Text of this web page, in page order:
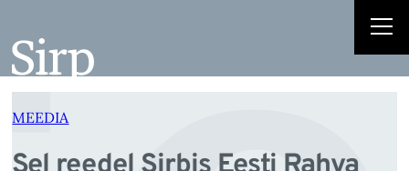
juurde
MEEDIA